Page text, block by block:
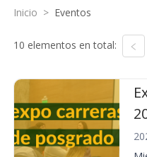
Inicio > Eventos
10 elementos en total: